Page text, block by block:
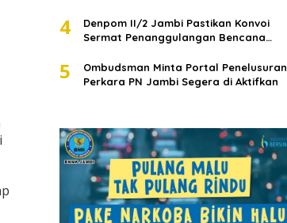
4
Denpom II/2 Jambi Pastikan Konvoi
Sermat Penanggulangan Bencana
5
Ombudsman Minta Portal Penelusuran
Perkara PN Jambi Segera di Aktifkan